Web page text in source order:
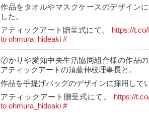
作品をタオルやマスクケースのデザイン
した。
アティックアート贈呈式にて。
https://
to ohmura_hideaki #
⑦かりや愛知中央生活協同組合様の作品
アティックアートの須藤伸枝理事長と。
作品を手提げバッグのデザインに採用して
アティックアート贈呈式にて。
https://
to ohmura_hideaki #